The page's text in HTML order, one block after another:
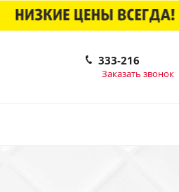
333-216
Заказать звонок